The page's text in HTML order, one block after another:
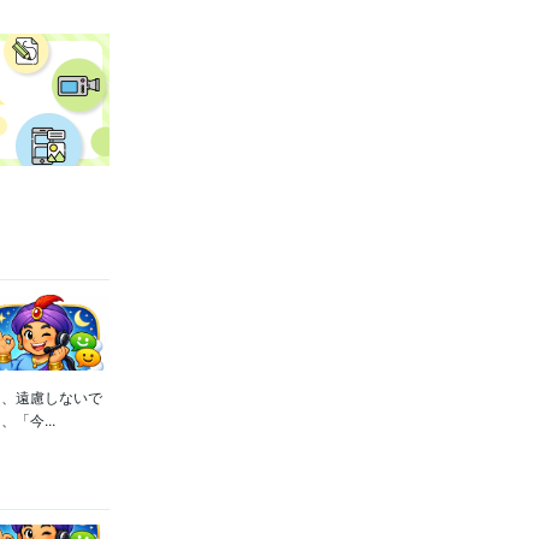
遠慮しないで
「今...